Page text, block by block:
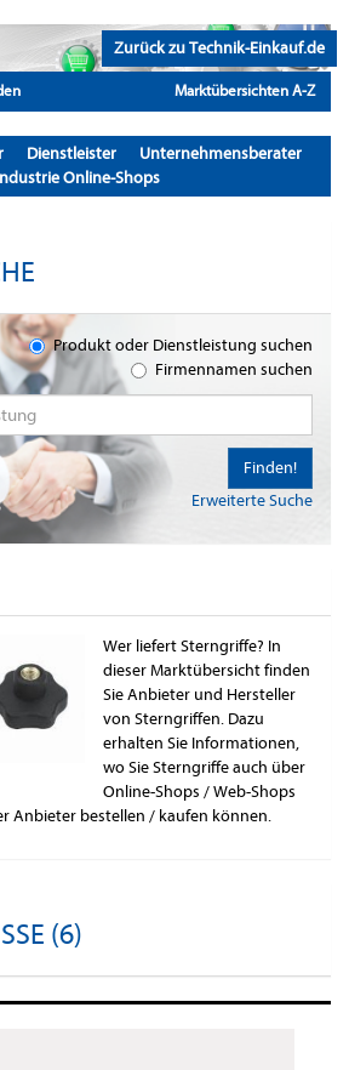
Zurück zu Technik-Einkauf.de
Marktübersichten A-Z
Dienstleister
Unternehmensberater
Online-Shops
Produkt oder Dienstleistung suchen
Firmennamen suchen
Erweiterte Suche
Finden!
Wer liefert Sterngriffe? In
dieser Marktübersicht finden
Sie Anbieter und Hersteller
von Sterngriffen. Dazu
erhalten Sie Informationen,
wo Sie Sterngriffe auch über
Online-Shops / Web-Shops
Anbieter bestellen / kaufen können.
(6)